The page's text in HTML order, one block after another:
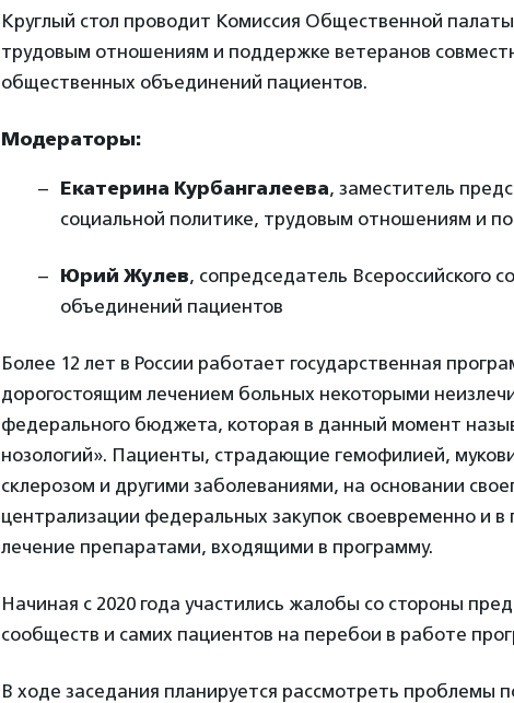
Круглый стол проводит Комиссия Общественной
трудовым отношениям и поддержке ветеранов
общественных объединений пациентов.
Модераторы:
Екатерина Курбангалеева, заместитель
социальной политике, трудовым отношениям и
Юрий Жулев, сопредседатель Всероссийского
объединений пациентов
Более 12 лет в России работает государственная
дорогостоящим лечением больных некоторыми
федерального бюджета, которая в данный момент
нозологий». Пациенты, страдающие гемофилией,
склерозом и другими заболеваниями, на основании
централизации федеральных закупок своевременно и
лечение препаратами, входящими в программу.
Начиная с 2020 года участились жалобы со стороны
сообществ и самих пациентов на перебои в работе
В ходе заседания планируется рассмотреть проблемы